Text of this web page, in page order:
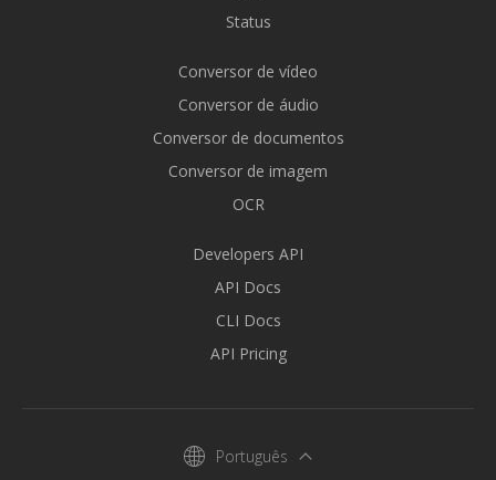
Status
Conversor de vídeo
Conversor de áudio
Conversor de documentos
Conversor de imagem
OCR
Developers API
API Docs
CLI Docs
API Pricing
Português